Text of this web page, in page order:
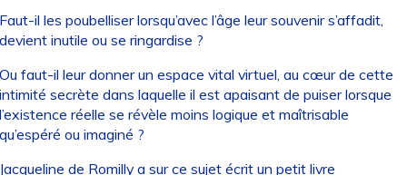
il les poubelliser lorsqu’avec l’âge leur souvenir s’affadit,
inutile ou se ringardise ?
faut-il leur donner un espace vital virtuel, au cœur de cette
secrète dans laquelle il est apaisant de puiser lorsque
réelle se révèle moins logique et maîtrisable
ou imaginé ?
de Romilly a sur ce sujet écrit un petit livre